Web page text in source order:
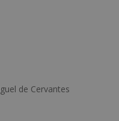
de Cervantes